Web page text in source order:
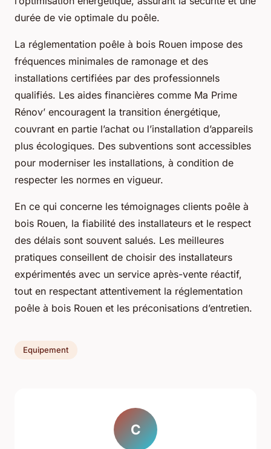
durée de vie optimale du poêle.
La réglementation poêle à bois Rouen impose des
fréquences minimales de ramonage et des
installations certifiées par des professionnels
qualifiés. Les aides financières comme Ma Prime
Rénov’ encouragent la transition énergétique,
couvrant en partie l’achat ou l’installation d’appareils
plus écologiques. Des subventions sont accessibles
pour moderniser les installations, à condition de
respecter les normes en vigueur.
En ce qui concerne les témoignages clients poêle à
bois Rouen, la fiabilité des installateurs et le respect
des délais sont souvent salués. Les meilleures
pratiques conseillent de choisir des installateurs
expérimentés avec un service après-vente réactif,
tout en respectant attentivement la réglementation
poêle à bois Rouen et les préconisations d’entretien.
Equipement
C